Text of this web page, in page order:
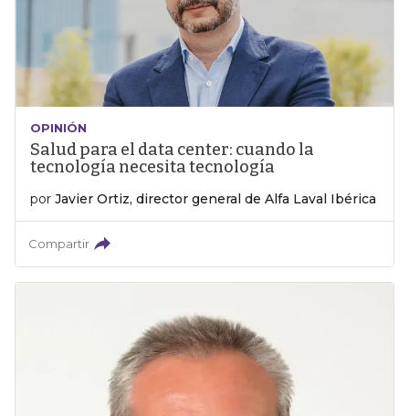
OPINIÓN
Salud para el data center: cuando la
tecnología necesita tecnología
por Javier Ortiz, director general de Alfa Laval Ibérica
Compartir